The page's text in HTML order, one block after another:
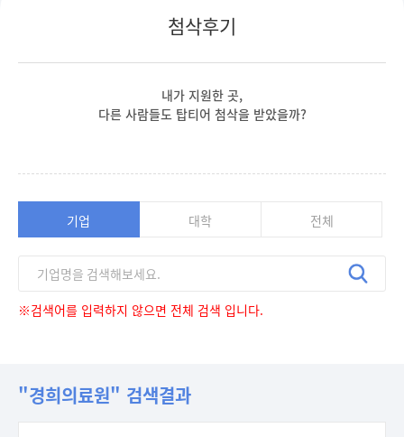
첨삭후기
내가 지원한 곳,
다른 사람들도 탑티어 첨삭을 받았을까?
기업 대학 전체
※검색어를 입력하지 않으면 전체 검색 입니다.
"경희의료원" 검색결과